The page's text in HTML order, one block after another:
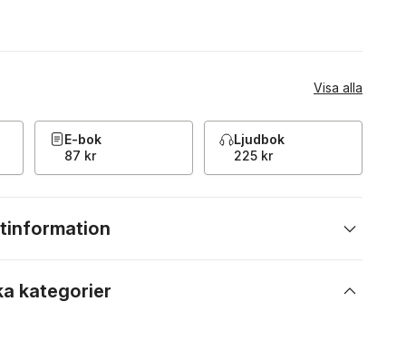
Visa alla
E-bok
87 kr
Ljudbok
225 kr
kategorier